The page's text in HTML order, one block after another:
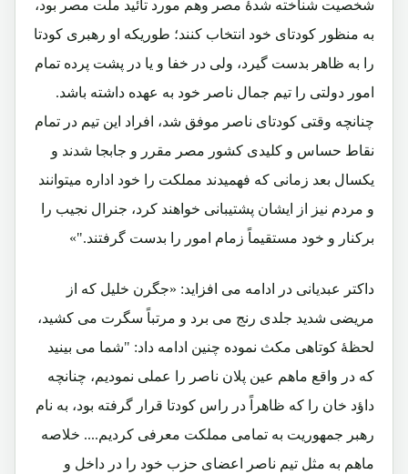
شخصیت شناخته شدۀ مصر وهم مورد تائید ملت مصر بود،
به منظور کودتای خود انتخاب کنند؛ طوریکه او رهبری کودتا
را به ظاهر بدست گیرد، ولی در خفا و یا در پشت پرده تمام
امور دولتی را تیم جمال ناصر خود به عهده داشته باشد.
چنانچه وقتی کودتای ناصر موفق شد، افراد این تیم در تمام
نقاط حساس و کلیدی کشور مصر مقرر و جابجا شدند و
یکسال بعد زمانی که فهمیدند مملکت را خود اداره میتوانند
و مردم نیز از ایشان پشتیبانی خواهند کرد، جنرال نجیب را
برکنار و خود مستقیماً زمام امور را بدست گرفتند."»
داکتر عبدیانی در ادامه می افزاید: «جگرن خلیل که از
مریضی شدید جلدی رنج می برد و مرتباً سگرت می کشید،
لحظۀ کوتاهی مکث نموده چنین ادامه داد: "شما می بینید
که در واقع ماهم عین پلان ناصر را عملی نمودیم، چنانچه
داؤد خان را که ظاهراً در راس کودتا قرار گرفته بود، به نام
رهبر جمهوریت به تمامی مملکت معرفی کردیم.... خلاصه
ماهم به مثل تیم ناصر اعضای حزب خود را در داخل و